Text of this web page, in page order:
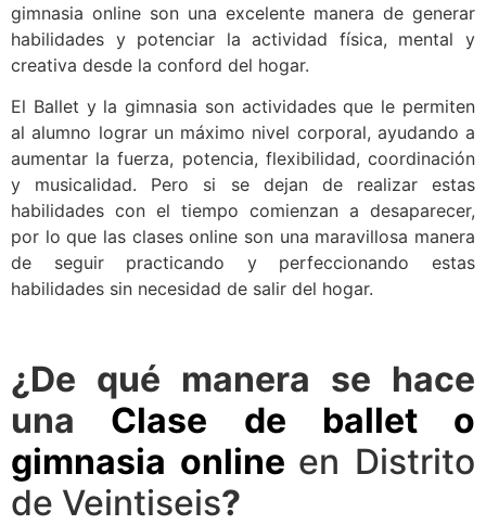
gimnasia online son una excelente manera de generar
habilidades y potenciar la actividad física, mental y
creativa desde la conford del hogar.
El Ballet y la gimnasia son actividades que le permiten
al alumno lograr un máximo nivel corporal, ayudando a
aumentar la fuerza, potencia, flexibilidad, coordinación
y musicalidad. Pero si se dejan de realizar estas
habilidades con el tiempo comienzan a desaparecer,
por lo que las clases online son una maravillosa manera
de seguir practicando y perfeccionando estas
habilidades sin necesidad de salir del hogar.
¿De qué manera se hace
una Clase de ballet o
gimnasia online en Distrito
de Veintiseis?